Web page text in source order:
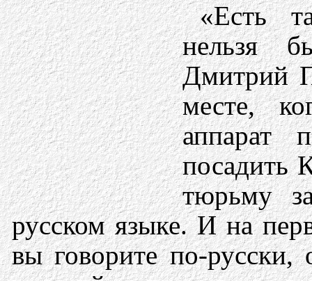
«Есть
нельзя
Дмитрий
месте,
аппарат
посадить
тюрьму
русском языке. И на
вы говорите по-русски,